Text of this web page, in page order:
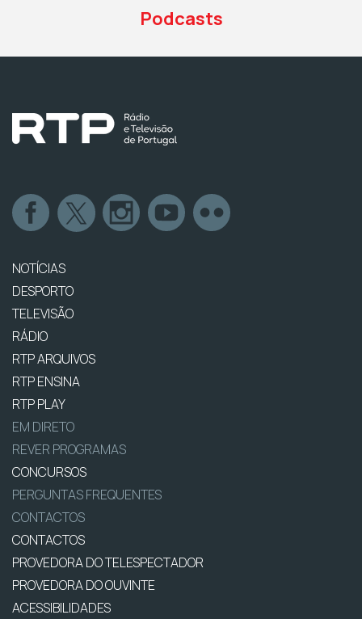
Podcasts
NOTÍCIAS
DESPORTO
TELEVISÃO
RÁDIO
RTP ARQUIVOS
RTP ENSINA
RTP PLAY
EM DIRETO
REVER PROGRAMAS
CONCURSOS
PERGUNTAS FREQUENTES
CONTACTOS
CONTACTOS
PROVEDORA DO TELESPECTADOR
PROVEDORA DO OUVINTE
ACESSIBILIDADES